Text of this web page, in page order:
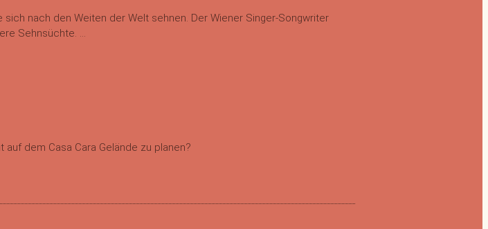
nach den Weiten der Welt sehnen. Der Wiener Singer-Songwriter
Sehnsüchte. ...
dem Casa Cara Gelände zu planen?